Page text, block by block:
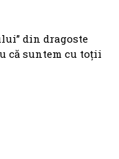
din dragoste
că suntem cu toții